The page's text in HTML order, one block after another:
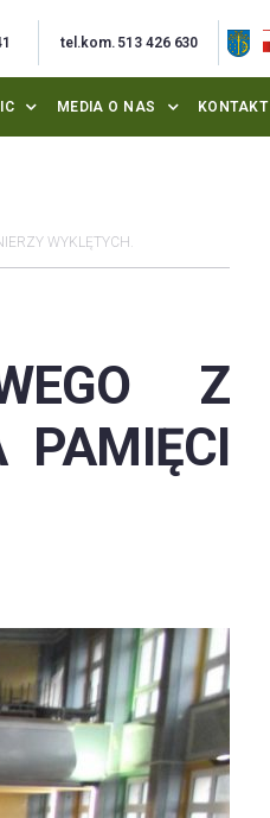
tel.kom. 513 426 630
MEDIA O NAS KONTAKT
WYKLĘTYCH.
Z
PAMIĘCI